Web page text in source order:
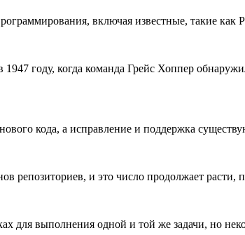
включая известные, такие
году, когда команда Грейс Хоппер
кода, а исправление и поддержка
репозиториев, и это число продолжает расти,
для выполнения одной и той же задачи, но